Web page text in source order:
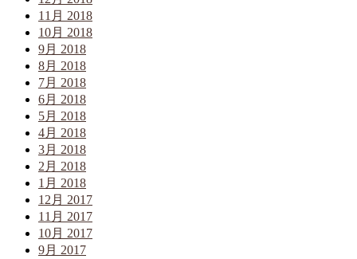
11月 2018
10月 2018
9月 2018
8月 2018
7月 2018
6月 2018
5月 2018
4月 2018
3月 2018
2月 2018
1月 2018
12月 2017
11月 2017
10月 2017
9月 2017